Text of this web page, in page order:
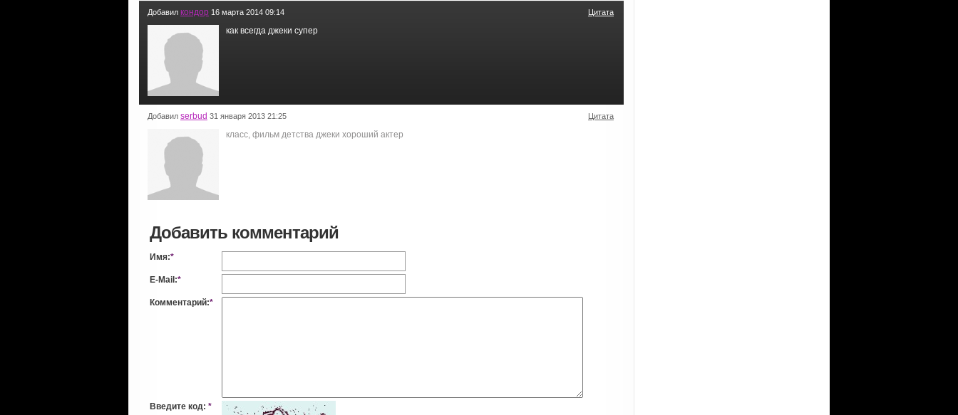
Добавил кондор 16 марта 2014 09:14 Цитата
как всегда джеки супер
Добавил serbud 31 января 2013 21:25 Цитата
класс, фильм детства джеки хороший актер
Добавить комментарий
Имя:*
E-Mail:*
Комментарий:*
Введите код: *